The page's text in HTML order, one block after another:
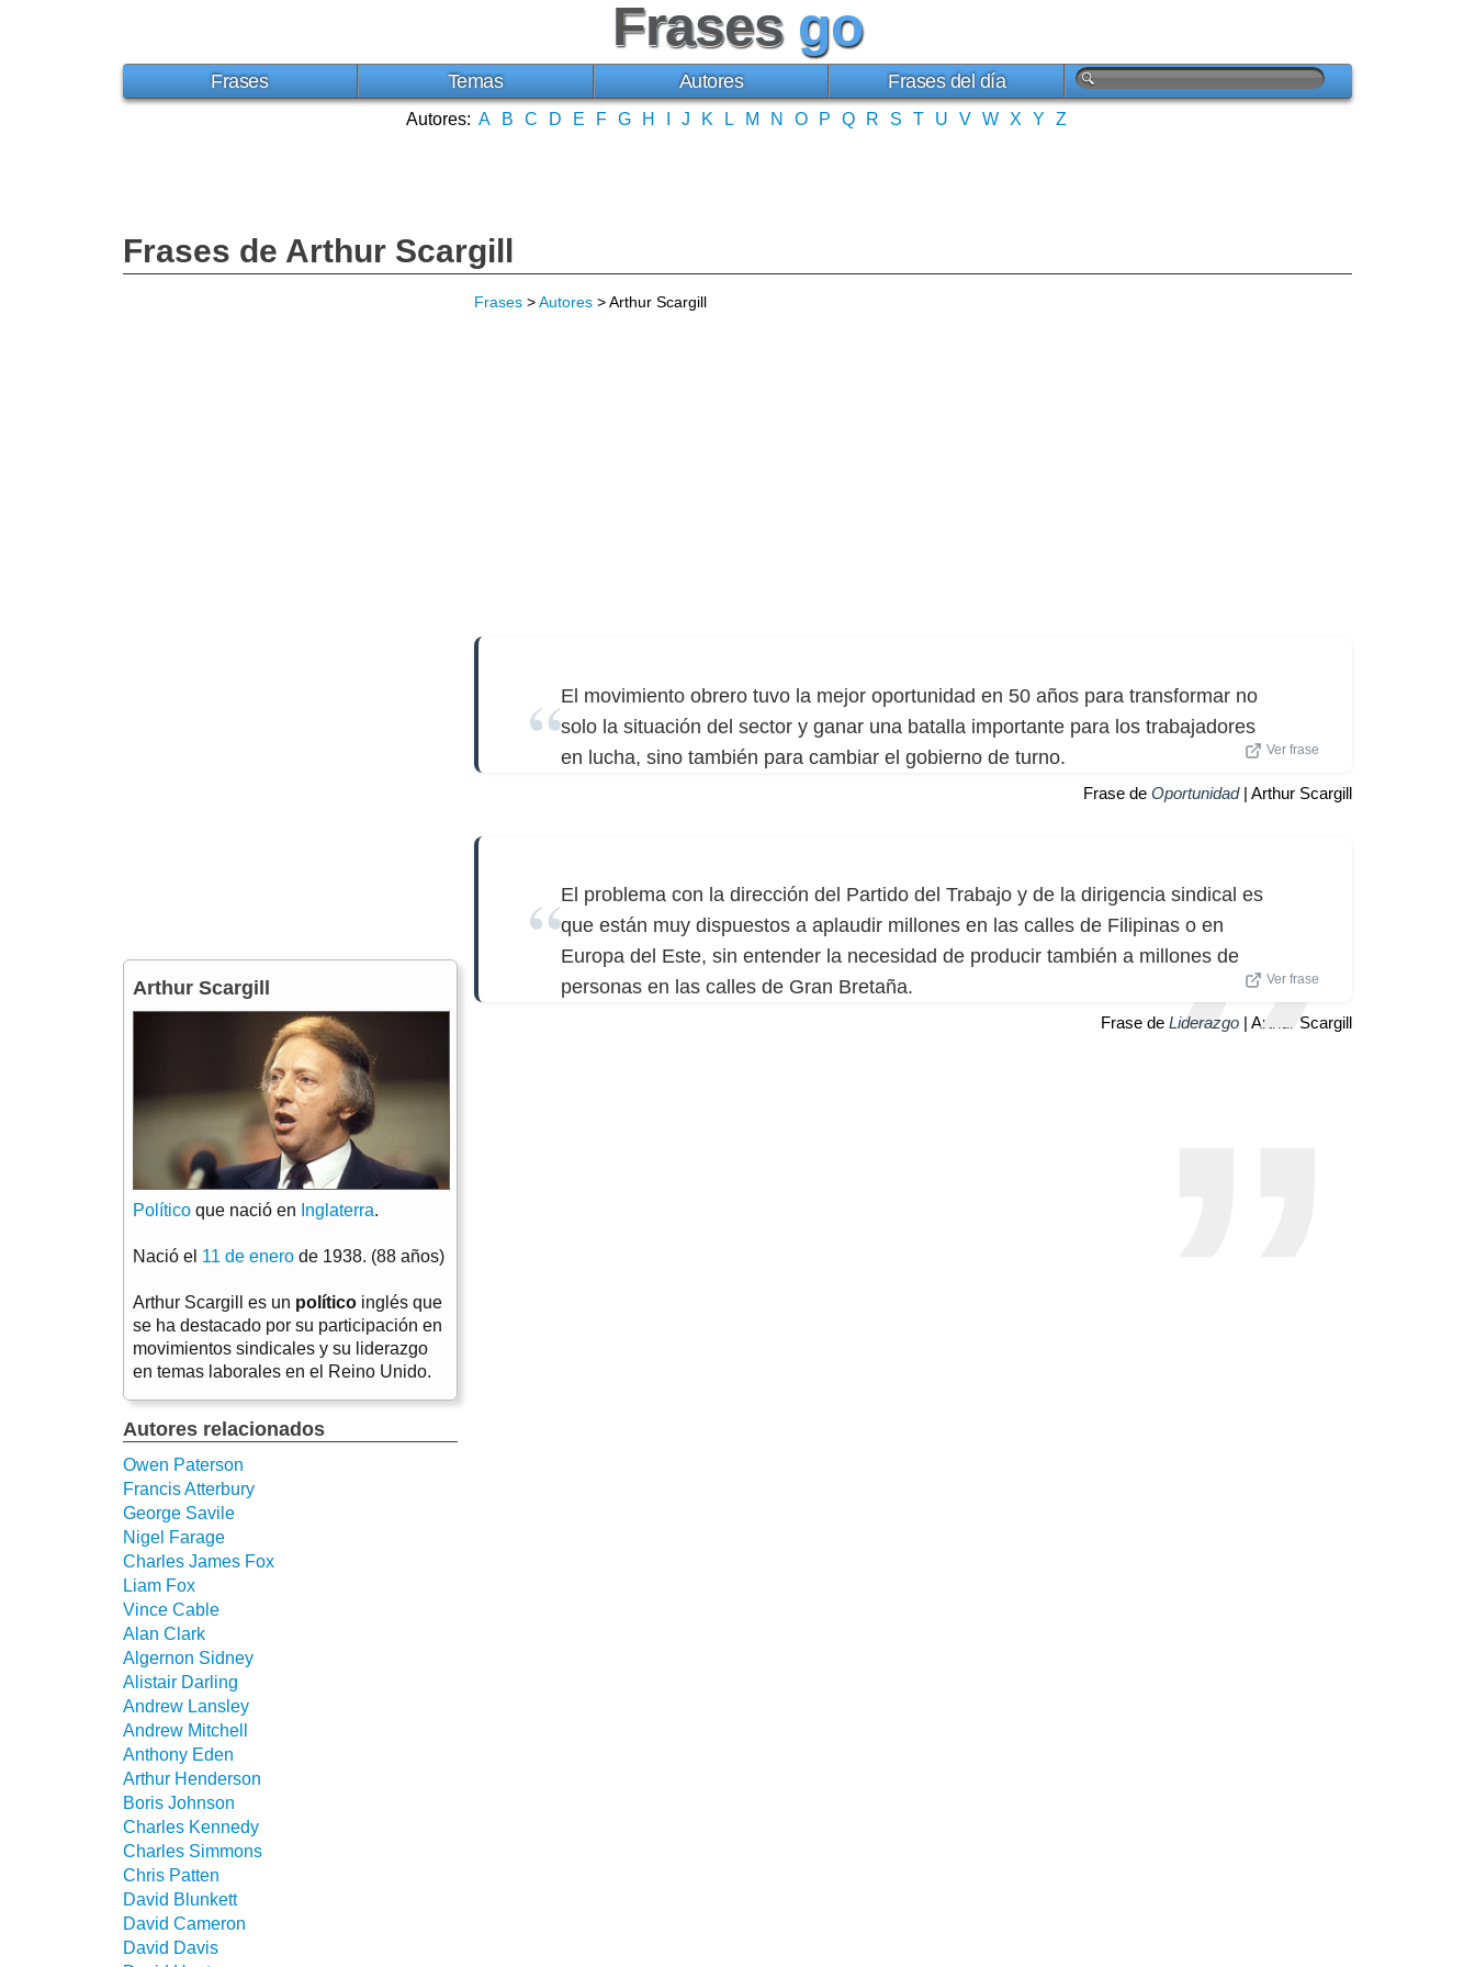
Frases go
Frases Temas Autores Frases del día
Autores: A B C D E F G H J K L M N O P Q R S T U V W X Y Z
Frases de Arthur Scargill
Frases >Autores > Arthur Scargill
El movimiento obrero tuvo la mejor oportunidad en 50 años para transformar no
solo la situación del sector y ganar una batalla importante para los trabajadores
en lucha, sino también para cambiar el gobierno de turno.
Ver frase
Frase de Oportunidad| Arthur Scargill
El problema con la dirección del Partido del Trabajo y de la dirigencia sindical es
que están muy dispuestos a aplaudir millones en las calles de Filipinas o en
Europa del Este, sin entender la necesidad de producir también a millones de
personas en las calles de Gran Bretaña.
Ver frase
Frase de Liderazgo | Arthur Scargill
Arthur Scargill
Político que nació en Inglaterra.
Nació el 11 de enero de 1938. (88 años)
Arthur Scargill es un político inglés que
se ha destacado por su participación en
movimientos sindicales y su liderazgo
en temas laborales en el Reino Unido.
Autores relacionados
Owen Paterson
Francis Atterbury
George Savile
Nigel Farage
Charles James Fox
Liam Fox
Vince Cable
Alan Clark
Algernon Sidney
Alistair Darling
Andrew Lansley
Andrew Mitchell
Anthony Eden
Arthur Henderson
Boris Johnson
Charles Kennedy
Charles Simmons
Chris Patten
David Blunkett
David Cameron
David Davis